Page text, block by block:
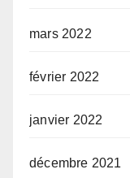
mars 2022
février 2022
janvier 2022
décembre 2021